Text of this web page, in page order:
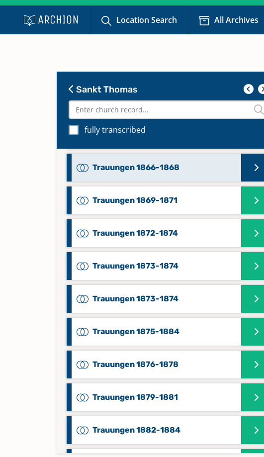
Location Search All Archives
Sankt Thomas
fully transcribed
Taufen 1921-1924
Keine verfügbaren Digitalisate
Trauungen 1864-1865
Trauungen 1866-1868
Trauungen 1869-1871
Trauungen 1872-1874
Trauungen 1873-1874
Trauungen 1873-1874
Trauungen 1875-1884
Trauungen 1876-1878
Trauungen 1879-1881
Trauungen 1882-1884